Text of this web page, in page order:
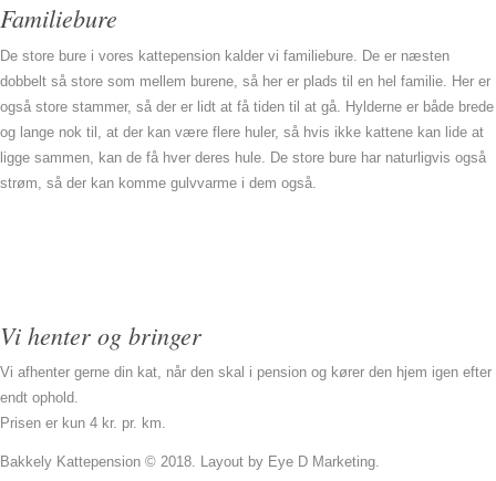
Familiebure
De store bure i vores kattepension kalder vi familiebure. De er næsten
dobbelt så store som mellem burene, så her er plads til en hel familie. Her er
også store stammer, så der er lidt at få tiden til at gå. Hylderne er både brede
og lange nok til, at der kan være flere huler, så hvis ikke kattene kan lide at
ligge sammen, kan de få hver deres hule. De store bure har naturligvis også
strøm, så der kan komme gulvvarme i dem også.
Vi henter og bringer
Vi afhenter gerne din kat, når den skal i pension og kører den hjem igen efter
endt ophold.
Prisen er kun 4 kr. pr. km.
Bakkely Kattepension © 2018. Layout by Eye D Marketing.